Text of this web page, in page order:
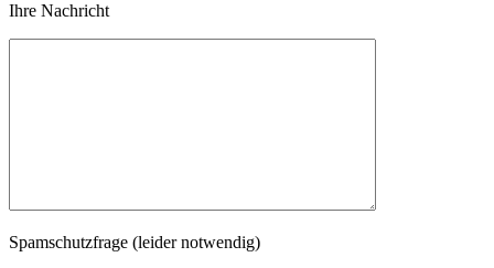
Ihre Nachricht
Spamschutzfrage (leider notwendig)